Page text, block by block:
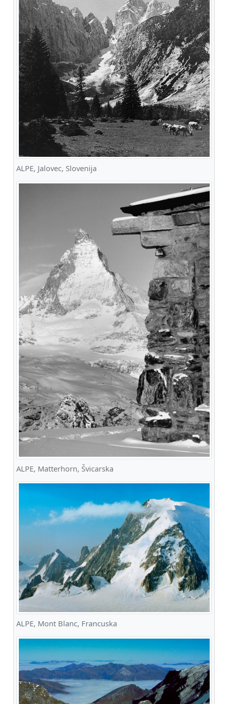
ALPE, Jalovec, Slovenija
ALPE, Matterhorn, Švicarska
ALPE, Mont Blanc, Francuska